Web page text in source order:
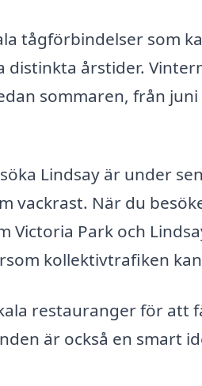
tågförbindelser som
distinkta årstider.
sommaren, från
Lindsay är under
vackrast. När du
Victoria Park och
kollektivtrafiken
restauranger för att
är också en smart